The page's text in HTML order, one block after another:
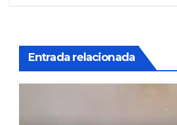
Entrada relacionada